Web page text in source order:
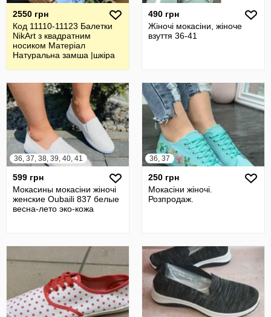
2550 грн
Код 11110-11123 Балетки
NikArt з квадратним
носиком Матеріал
Натуральна замша |шкіра
490 грн
Жіночі мокасіни, жіноче
взуття 36-41
36, 37, 38, 39, 40, 41
599 грн
Мокасины мокасіни жіночі
женские Oubaili 837 белые
весна-лето эко-кожа
36, 37
250 грн
Мокасіни жіночі.
Розпродаж.